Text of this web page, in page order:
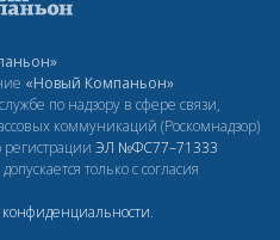
«Новый Компаньон»
по надзору в сфере связи,
коммуникаций (Роскомнадзор)
регистрации ЭЛ №ФС77–71333
только с согласия
.